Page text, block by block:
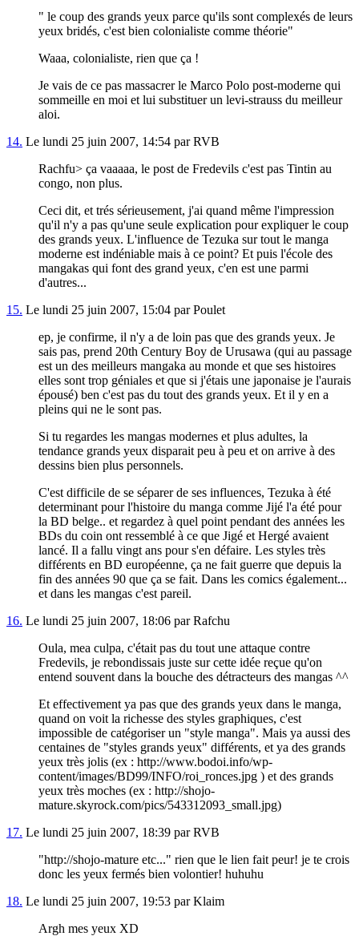
" le coup des grands yeux parce qu'ils sont complexés de leurs
yeux bridés, c'est bien colonialiste comme théorie"
Waaa, colonialiste, rien que ça !
Je vais de ce pas massacrer le Marco Polo post-moderne qui
sommeille en moi et lui substituer un levi-strauss du meilleur
aloi.
14. Le lundi 25 juin 2007, 14:54 par RVB
Rachfu> ça vaaaaa, le post de Fredevils c'est pas Tintin au
congo, non plus.
Ceci dit, et trés sérieusement, j'ai quand même l'impression
qu'il n'y a pas qu'une seule explication pour expliquer le coup
des grands yeux. L'influence de Tezuka sur tout le manga
moderne est indéniable mais à ce point? Et puis l'école des
mangakas qui font des grand yeux, c'en est une parmi
d'autres...
15. Le lundi 25 juin 2007, 15:04 par Poulet
ep, je confirme, il n'y a de loin pas que des grands yeux. Je
sais pas, prend 20th Century Boy de Urusawa (qui au passage
est un des meilleurs mangaka au monde et que ses histoires
elles sont trop géniales et que si j'étais une japonaise je l'aurais
épousé) ben c'est pas du tout des grands yeux. Et il y en a
pleins qui ne le sont pas.
Si tu regardes les mangas modernes et plus adultes, la
tendance grands yeux disparait peu à peu et on arrive à des
dessins bien plus personnels.
C'est difficile de se séparer de ses influences, Tezuka à été
determinant pour l'histoire du manga comme Jijé l'a été pour
la BD belge.. et regardez à quel point pendant des années les
BDs du coin ont ressemblé à ce que Jigé et Hergé avaient
lancé. Il a fallu vingt ans pour s'en défaire. Les styles très
différents en BD européenne, ça ne fait guerre que depuis la
fin des années 90 que ça se fait. Dans les comics également...
et dans les mangas c'est pareil.
16. Le lundi 25 juin 2007, 18:06 par Rafchu
Oula, mea culpa, c'était pas du tout une attaque contre
Fredevils, je rebondissais juste sur cette idée reçue qu'on
entend souvent dans la bouche des détracteurs des mangas ^^
Et effectivement ya pas que des grands yeux dans le manga,
quand on voit la richesse des styles graphiques, c'est
impossible de catégoriser un "style manga". Mais ya aussi des
centaines de "styles grands yeux" différents, et ya des grands
yeux très jolis (ex : http://www.bodoi.info/wp-
content/images/BD99/INFO/roi_ronces.jpg ) et des grands
yeux très moches (ex : http://shojo-
mature.skyrock.com/pics/543312093_small.jpg)
17. Le lundi 25 juin 2007, 18:39 par RVB
"http://shojo-mature etc..." rien que le lien fait peur! je te crois
donc les yeux fermés bien volontier! huhuhu
18. Le lundi 25 juin 2007, 19:53 par Klaim
Argh mes yeux XD